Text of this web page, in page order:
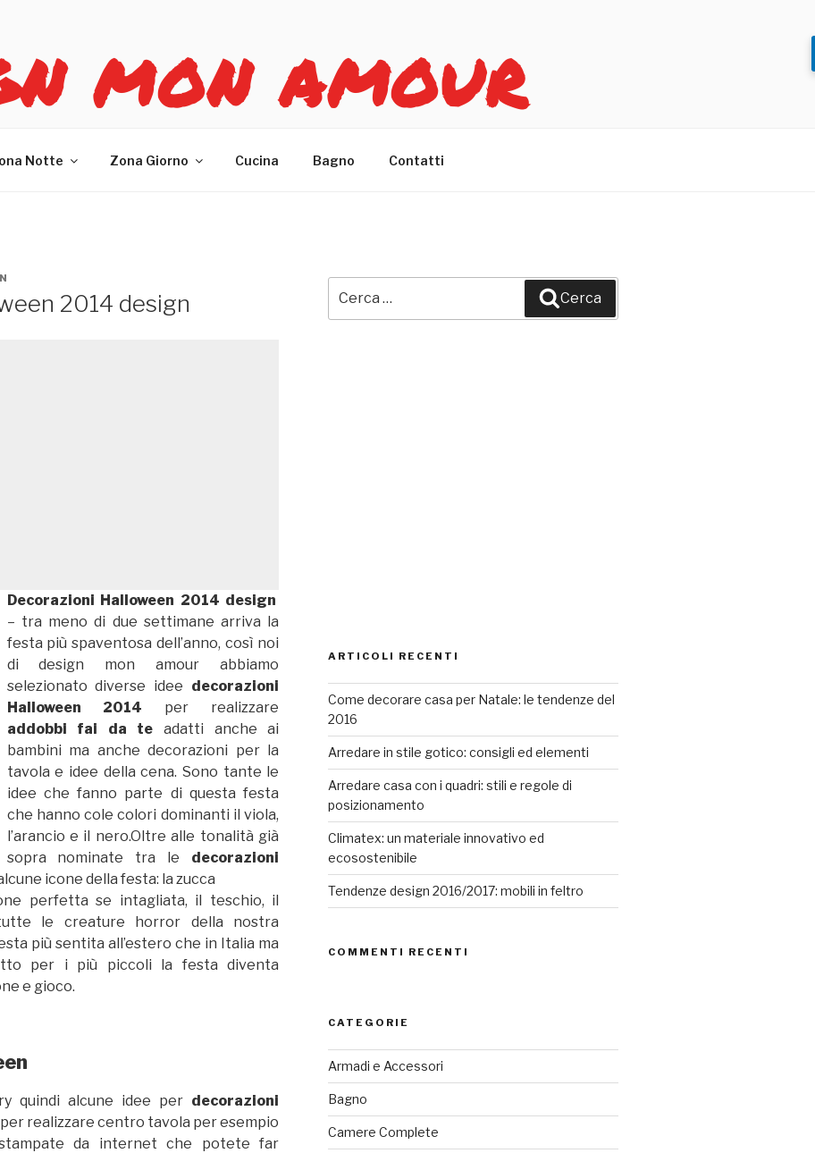
MON AMOUR
Notte Zona Giorno Cucina Bagno Contatti
2014 design
Decorazioni Halloween 2014 design
– tra meno di due settimane arriva la
festa più spaventosa dell’anno, così noi
di design mon amour abbiamo
selezionato diverse idee decorazioni
Halloween 2014 per realizzare
addobbi fai da te adatti anche ai
bambini ma anche decorazioni per la
tavola e idee della cena. Sono tante le
idee che fanno parte di questa festa
che hanno cole colori dominanti il viola,
l’arancio e il nero.Oltre alle tonalità già
sopra nominate tra le decorazioni
icone della festa: la zucca
perfetta se intagliata, il teschio, il
le creature horror della nostra
più sentita all’estero che in Italia ma
per i più piccoli la festa diventa
e gioco.
quindi alcune idee per decorazioni
realizzare centro tavola per esempio
da internet che potete far
Cerca
ARTICOLI RECENTI
Come decorare casa per Natale: le tendenze del
2016
Arredare in stile gotico: consigli ed elementi
Arredare casa con i quadri: stili e regole di
posizionamento
Climatex: un materiale innovativo ed
ecosostenibile
Tendenze design 2016/2017: mobili in feltro
COMMENTI RECENTI
CATEGORIE
Armadi e Accessori
Bagno
Camere Complete